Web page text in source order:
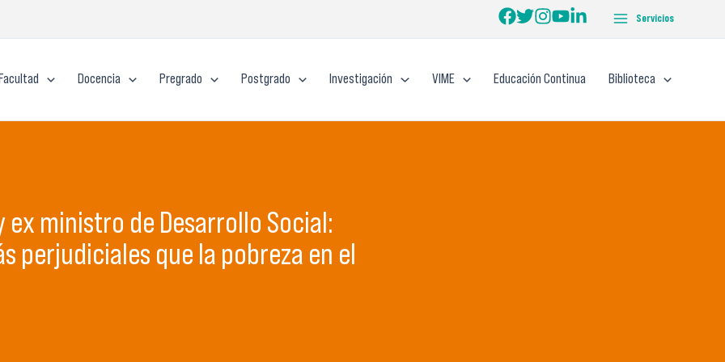
Servicios
Docencia Pregrado Postgrado Investigación VIME Educación Continua Biblioteca
ministro de Desarrollo Social:
perjudiciales que la pobreza en el